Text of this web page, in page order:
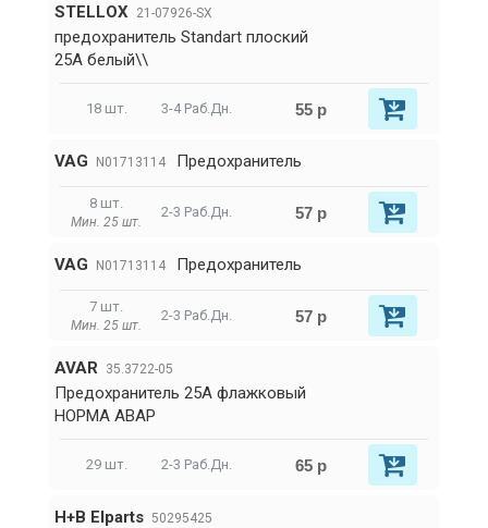
STELLOX 21-07926-SX
предохранитель Standart плоский
25A белый\\
18 шт. 3-4 Раб.Дн. 55 р
VAG N01713114 Предохранитель
8 шт.
Мин. 25 шт.
2-3 Раб.Дн. 57 р
VAG N01713114 Предохранитель
7 шт.
Мин. 25 шт.
2-3 Раб.Дн. 57 р
AVAR 35.3722-05
Предохранитель 25А флажковый
НОРМА АВАР
29 шт. 2-3 Раб.Дн. 65 р
H+B Elparts 50295425